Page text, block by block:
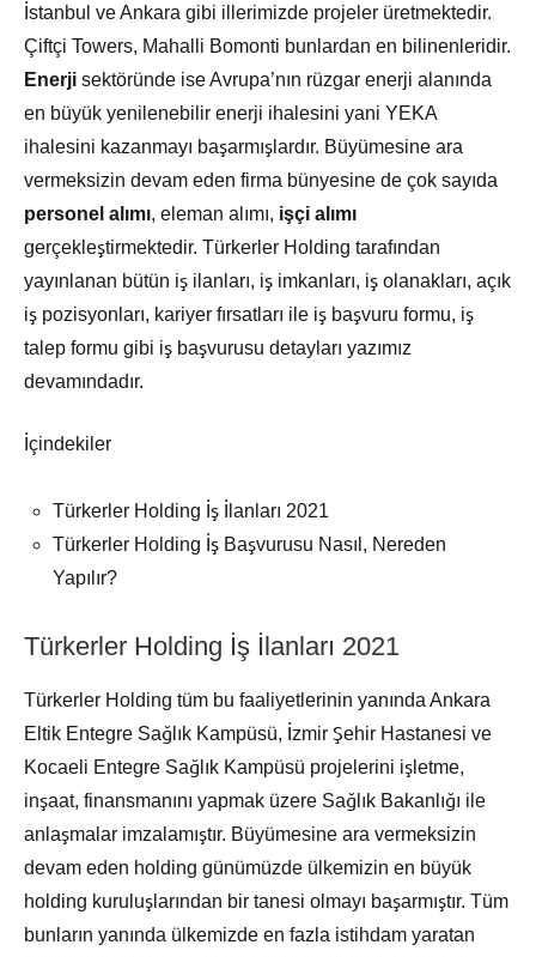
İstanbul ve Ankara gibi illerimizde projeler üretmektedir.
Çiftçi Towers, Mahalli Bomonti bunlardan en bilinenleridir.
Enerji sektöründe ise Avrupa’nın rüzgar enerji alanında
en büyük yenilenebilir enerji ihalesini yani YEKA
ihalesini kazanmayı başarmışlardır. Büyümesine ara
vermeksizin devam eden firma bünyesine de çok sayıda
personel alımı, eleman alımı, işçi alımı
gerçekleştirmektedir. Türkerler Holding tarafından
yayınlanan bütün iş ilanları, iş imkanları, iş olanakları, açık
iş pozisyonları, kariyer fırsatları ile iş başvuru formu, iş
talep formu gibi iş başvurusu detayları yazımız
devamındadır.
İçindekiler
Türkerler Holding İş İlanları 2021
Türkerler Holding İş Başvurusu Nasıl, Nereden
Yapılır?
Türkerler Holding İş İlanları 2021
Türkerler Holding tüm bu faaliyetlerinin yanında Ankara
Eltik Entegre Sağlık Kampüsü, İzmir Şehir Hastanesi ve
Kocaeli Entegre Sağlık Kampüsü projelerini işletme,
inşaat, finansmanını yapmak üzere Sağlık Bakanlığı ile
anlaşmalar imzalamıştır. Büyümesine ara vermeksizin
devam eden holding günümüzde ülkemizin en büyük
holding kuruluşlarından bir tanesi olmayı başarmıştır. Tüm
bunların yanında ülkemizde en fazla istihdam yaratan